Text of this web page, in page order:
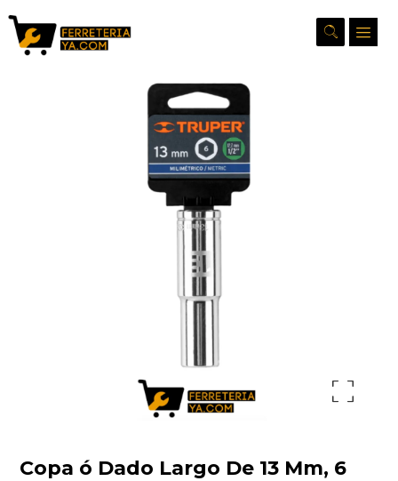
Ampliar la imagen
Copa ó Dado Largo De 13 Mm, 6